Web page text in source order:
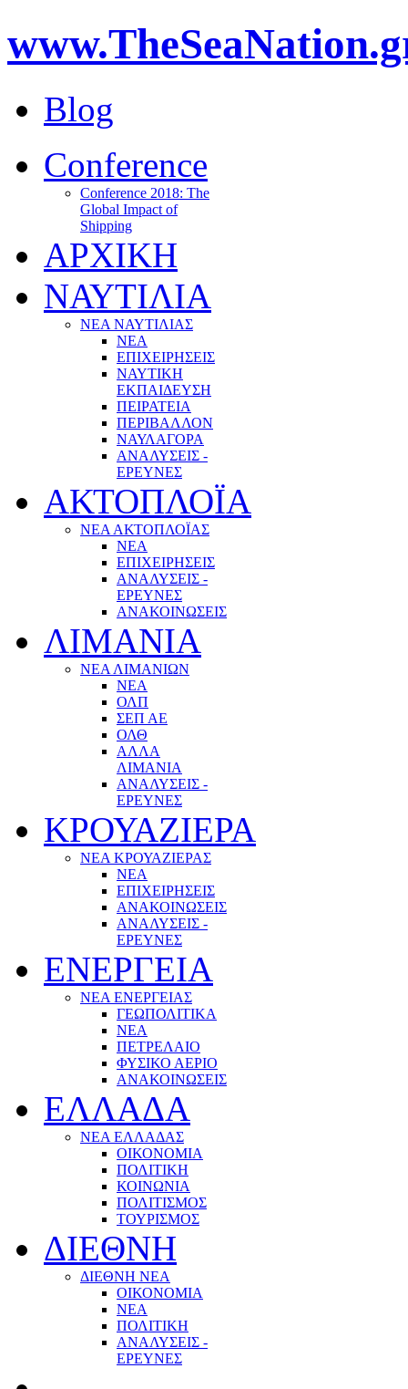
Blog
Conference
Conference 2018: The
Global Impact of
Shipping
ΑΡΧΙΚΗ
ΝΑΥΤΙΛΙΑ
ΝΕΑ ΝΑΥΤΙΛΙΑΣ
ΝΕΑ
ΕΠΙΧΕΙΡΗΣΕΙΣ
ΝΑΥΤΙΚΗ
ΕΚΠΑΙΔΕΥΣΗ
ΠΕΙΡΑΤΕΙΑ
ΠΕΡΙΒΑΛΛΟΝ
ΝΑΥΛΑΓΟΡΑ
ΑΝΑΛΥΣΕΙΣ -
ΕΡΕΥΝΕΣ
ΑΚΤΟΠΛΟΪΑ
ΝΕΑ ΑΚΤΟΠΛΟΪΑΣ
ΝΕΑ
ΕΠΙΧΕΙΡΗΣΕΙΣ
ΑΝΑΛΥΣΕΙΣ -
ΕΡΕΥΝΕΣ
ΑΝΑΚΟΙΝΩΣΕΙΣ
ΛΙΜΑΝΙΑ
ΝΕΑ ΛΙΜΑΝΙΩΝ
ΝΕΑ
ΟΛΠ
ΣΕΠ ΑΕ
ΟΛΘ
ΑΛΛΑ
ΛΙΜΑΝΙΑ
ΑΝΑΛΥΣΕΙΣ -
ΕΡΕΥΝΕΣ
ΚΡΟΥΑΖΙΕΡΑ
ΝΕΑ ΚΡΟΥΑΖΙΕΡΑΣ
NEA
ΕΠΙΧΕΙΡΗΣΕΙΣ
ΑΝΑΚΟΙΝΩΣΕΙΣ
ΑΝΑΛΥΣΕΙΣ -
ΕΡΕΥΝΕΣ
ΕΝΕΡΓΕΙΑ
ΝΕΑ ΕΝΕΡΓΕΙΑΣ
ΓΕΩΠΟΛΙΤΙΚΑ
ΝΕΑ
ΠΕΤΡΕΛΑΙΟ
ΦΥΣΙΚΟ ΑΕΡΙΟ
ΑΝΑΚΟΙΝΩΣΕΙΣ
ΕΛΛΑΔΑ
ΝΕΑ ΕΛΛΑΔΑΣ
ΟΙΚΟΝΟΜΙΑ
ΠΟΛΙΤΙΚΗ
ΚΟΙΝΩΝΙΑ
ΠΟΛΙΤΙΣΜΟΣ
ΤΟΥΡΙΣΜΟΣ
ΔΙΕΘΝΗ
ΔΙΕΘΝΗ ΝΕΑ
ΟΙΚΟΝΟΜΙΑ
ΝΕΑ
ΠΟΛΙΤΙΚΗ
ΑΝΑΛΥΣΕΙΣ -
ΕΡΕΥΝΕΣ